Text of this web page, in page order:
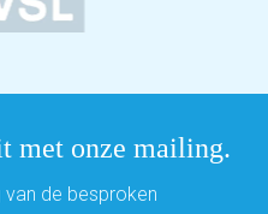
met onze mailing.
van de besproken